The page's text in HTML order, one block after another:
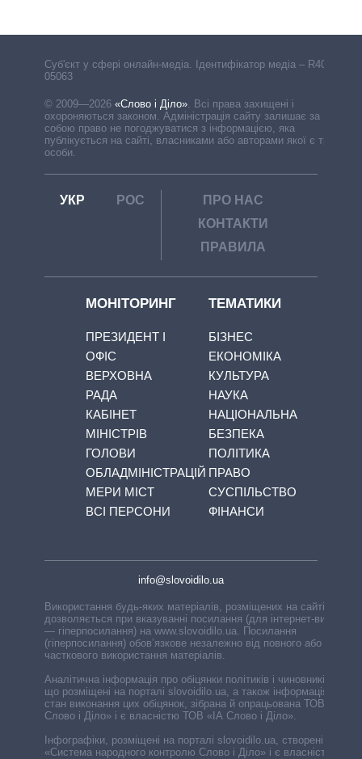
Cуб'єкт у сфері онлайн-медіа. Ідентифікатор медіа – R40-
05063
© 2009—2026 «Слово і Діло». Всі права захищені і
охороняються законом. Адміністрація сайту залишає за
собою право не погоджуватися з інформацією, яка
публікується на сайті, власниками або авторами якої є треті
особи.
УКР РОС
ПРО НАС
КОНТАКТИ
ПРАВИЛА
МОНІТОРИНГ
ПРЕЗИДЕНТ І
ОФІС
ВЕРХОВНА
РАДА
КАБІНЕТ
МІНІСТРІВ
ГОЛОВИ
ОБЛАДМІНІСТРАЦІЙ
МЕРИ МІСТ
ВСІ ПЕРСОНИ
ТЕМАТИКИ
БІЗНЕС
ЕКОНОМІКА
КУЛЬТУРА
НАУКА
НАЦІОНАЛЬНА
БЕЗПЕКА
ПОЛІТИКА
ПРАВО
СУСПІЛЬСТВО
ФІНАНСИ
info@slovoidilo.ua
Використання будь-яких матеріалів, розміщених на сайті,
дозволяється при вказуванні посилання (для інтернет-видань
— гіперпосилання) на www.slovoidilo.ua. Посилання
(гіперпосилання) обов’язкове незалежно від повного або
часткового використання матеріалів.
Аналітична інформація про обіцянки політиків і чиновників,
що розміщені на порталі slovoidilo.ua, а також інформація про
стан виконання цих обіцянок, зібрана й опрацьована ТОВ «ІА
Слово і Діло» і є власністю ТОВ «ІА Слово і Діло».
Інфографіки, розміщені на порталі slovoidilo.ua, створені ГО
«Система народного контролю Слово і Діло» і є власністю